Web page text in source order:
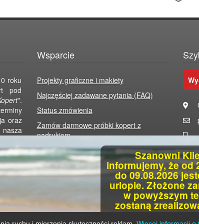
Szanowni
informujemy, że od
do 09.08.2026
urlopie. Złożone
w powyższym
zostaną
sierpnia 2026
roku
pod
".
oraz
Wsparcie
Projekty graficzne i makiety
Najczęściej zadawane pytania (FAQ)
Status zmówienia
Zamów darmowe próbki kopert z
nadrukiem
Regulamin